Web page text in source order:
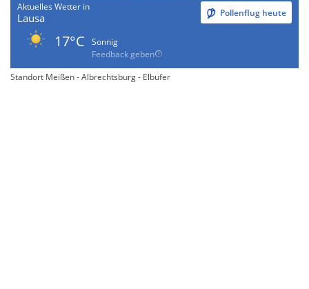
Aktuelles Wetter in
Lausa Pollenflug heute
17°C
Sonnig
Feedback geben
Standort Meißen - Albrechtsburg - Elbufer